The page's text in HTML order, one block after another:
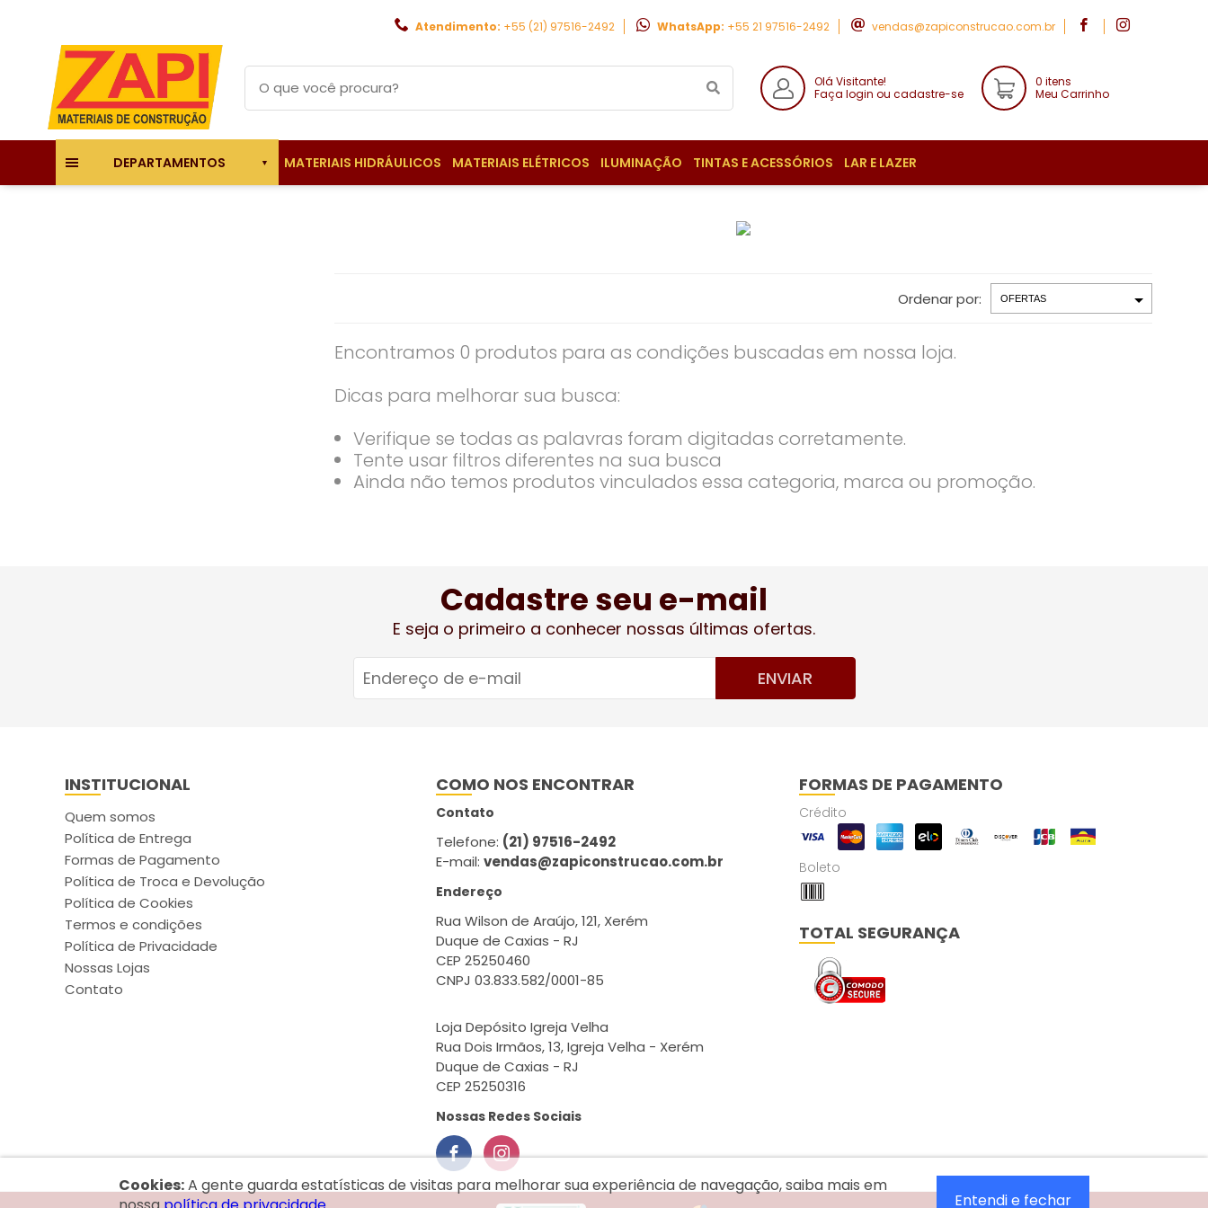
Atendimento: +55 (21) 97516-2492 WhatsApp: +55 21 97516-2492 vendas@zapiconstrucao.com.br
Olá Visitante!
Faça login ou cadastre-se
0 itens
Meu Carrinho
DEPARTAMENTOS MATERIAIS HIDRÁULICOS MATERIAIS ELÉTRICOS ILUMINAÇÃO TINTAS E ACESSÓRIOS LAR E LAZER
Ordenar por:
Encontramos 0 produtos para as condições buscadas em nossa loja.
Dicas para melhorar sua busca:
Verifique se todas as palavras foram digitadas corretamente.
Tente usar filtros diferentes na sua busca
Ainda não temos produtos vinculados essa categoria, marca ou promoção.
Cadastre seu e-mail
E seja o primeiro a conhecer nossas últimas ofertas.
ENVIAR
INSTITUCIONAL
Quem somos
Política de Entrega
Formas de Pagamento
Política de Troca e Devolução
Política de Cookies
Termos e condições
Política de Privacidade
Nossas Lojas
Contato
COMO NOS ENCONTRAR
Contato
Telefone: (21) 97516-2492
E-mail:vendas@zapiconstrucao.com.br
Endereço
Rua Wilson de Araújo, 121, Xerém
Duque de Caxias - RJ
CEP 25250460
CNPJ 03.833.582/0001-85
Loja Depósito Igreja Velha
Rua Dois Irmãos, 13, Igreja Velha - Xerém
Duque de Caxias - RJ
CEP 25250316
Nossas Redes Sociais
FORMAS DE PAGAMENTO
Crédito
Boleto
TOTAL SEGURANÇA
Cookies:A gente guarda estatísticas de visitas para melhorar sua experiência de navegação, saiba mais em
Entendi e fechar